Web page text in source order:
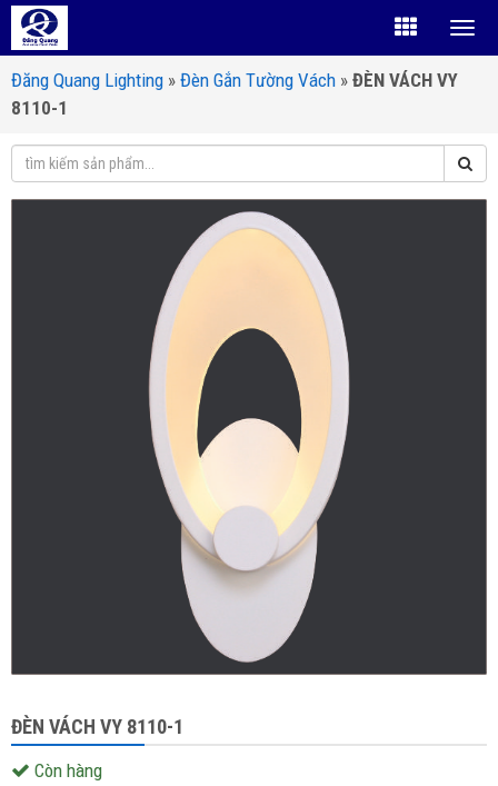
Đăng Quang Lighting » Đèn Gắn Tường Vách » ĐÈN VÁCH VY
8110-1
ĐÈN VÁCH VY 8110-1
Còn hàng